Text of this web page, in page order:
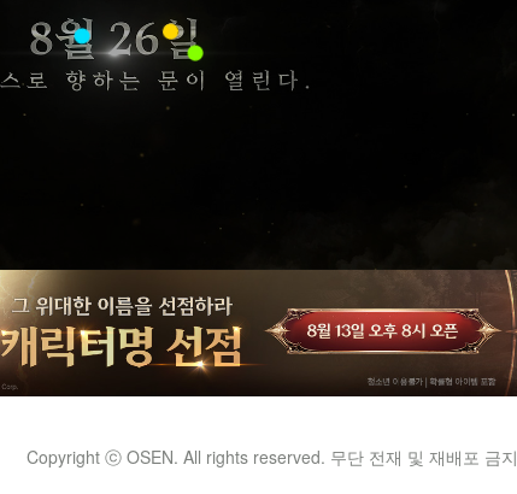
Copyright ⓒ OSEN. All rights reserved. 무단 전재 및 재배포 금지